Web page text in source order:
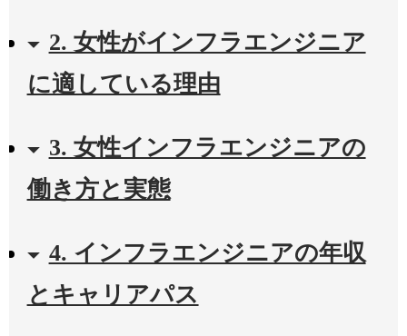
2. 女性がインフラエンジニア
に適している理由
3. 女性インフラエンジニアの
働き方と実態
4. インフラエンジニアの年収
とキャリアパス